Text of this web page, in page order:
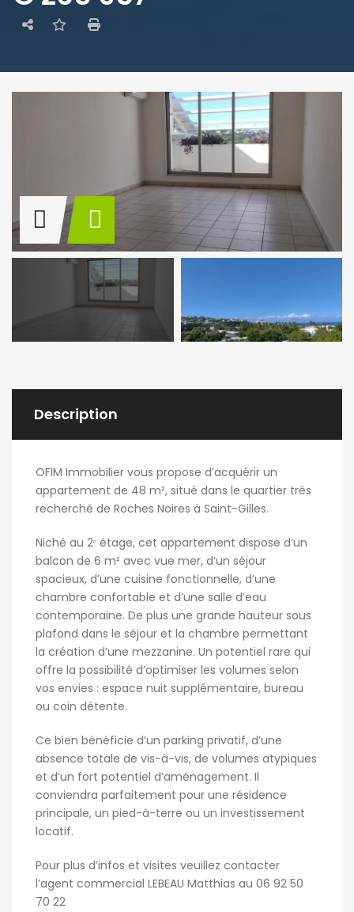
Description
OFIM Immobilier vous propose d’acquérir un
appartement de 48 m², situé dans le quartier très
recherché de Roches Noires à Saint-Gilles.
Niché au 2ᵉ étage, cet appartement dispose d’un
balcon de 6 m² avec vue mer, d’un séjour
spacieux, d’une cuisine fonctionnelle, d’une
chambre confortable et d’une salle d’eau
contemporaine. De plus une grande hauteur sous
plafond dans le séjour et la chambre permettant
la création d’une mezzanine. Un potentiel rare qui
offre la possibilité d’optimiser les volumes selon
vos envies : espace nuit supplémentaire, bureau
ou coin détente.
Ce bien bénéficie d’un parking privatif, d’une
absence totale de vis-à-vis, de volumes atypiques
et d’un fort potentiel d’aménagement. Il
conviendra parfaitement pour une résidence
principale, un pied-à-terre ou un investissement
locatif.
Pour plus d’infos et visites veuillez contacter
l’agent commercial LEBEAU Matthias au 06 92 50
70 22